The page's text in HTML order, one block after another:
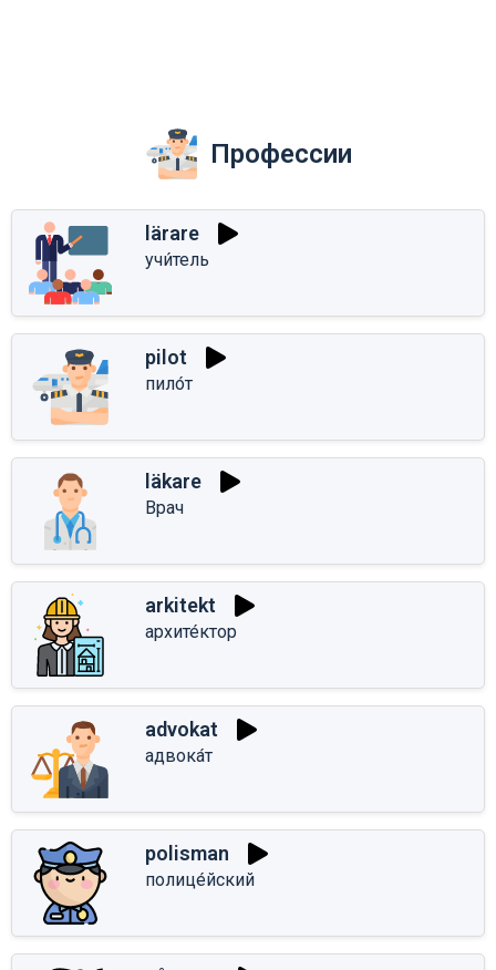
Профессии
lärare
учи́тель
pilot
пило́т
läkare
Врач
arkitekt
архите́ктор
advokat
адвока́т
polisman
полице́йский